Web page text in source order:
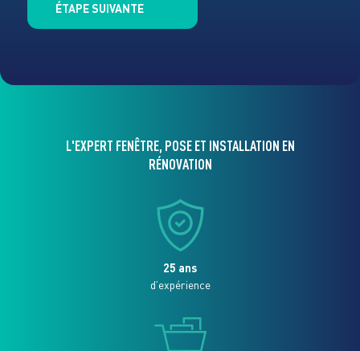
ÉTAPE SUIVANTE
L'EXPERT FENÊTRE, POSE ET INSTALLATION EN
RÉNOVATION
25 ans
d’expérience